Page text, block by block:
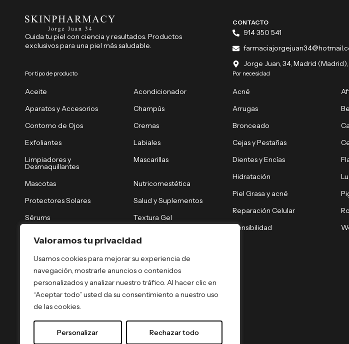
Valoramos tu privacidad
Usamos cookies para mejorar su experiencia de
navegación, mostrarle anuncios o contenidos
personalizados y analizar nuestro tráfico. Al hacer clic en
“Aceptar todo” usted da su consentimiento a nuestro uso
de las cookies.
Personalizar Rechazar todo
Cuida tu piel con ciencia y resultados. Productos
exclusivos para una piel más saludable.
CONTACTO
914 350 541
Jorge Juan, 34, Madrid
Por tipo de producto
Aceite
Acondicionador
Aparatos y Accesorios
Champús
Contorno de Ojos
Cremas
Exfoliantes
Labiales
Limpiadores y
Desmaquillantes
Mascarillas
Mascotas
Nutricomestética
Protectores Solares
Salud y Suplementos
Sérums
Textura Gel
Por necesidad
Acné
Arrugas
Bronceado
Cejas y Pestañas
Dientes y Encías
Hidratación
Piel Grasa y acné
Reparación Celular
Sensibilidad